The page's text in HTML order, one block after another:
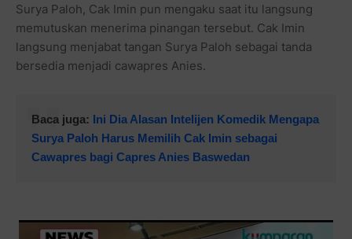
Surya Paloh, Cak Imin pun mengaku saat itu langsung
memutuskan menerima pinangan tersebut. Cak Imin
langsung menjabat tangan Surya Paloh sebagai tanda
bersedia menjadi cawapres Anies.
Baca juga: Ini Dia Alasan Intelijen Komedik Mengapa
Surya Paloh Harus Memilih Cak Imin sebagai
Cawapres bagi Capres Anies Baswedan